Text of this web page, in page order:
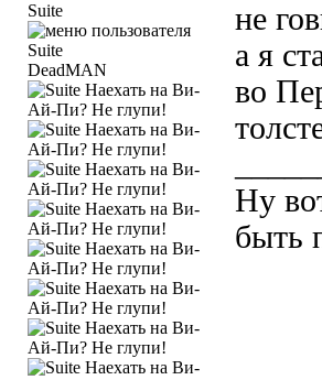
Suite
DeadMAN
не
а я
во
Ну
быть